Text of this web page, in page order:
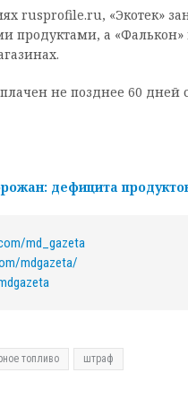
rusprofile.ru, «Экотек»
а
не позднее 60 дней
дефицита
md_gazeta
mdgazeta/
топливо штраф